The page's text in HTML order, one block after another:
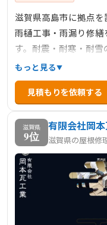
滋賀県高島市に拠点を
雨樋工事・雨漏り修
す。耐震・耐寒・耐
で幅広い工事に対応。
で、確かな技術と豊富
づくりをお手伝いし
ームまで、住まいの
ださい。
もっと見る
見積もりを依頼する
滋賀県
9位
有限会社岡
滋賀県の屋根修